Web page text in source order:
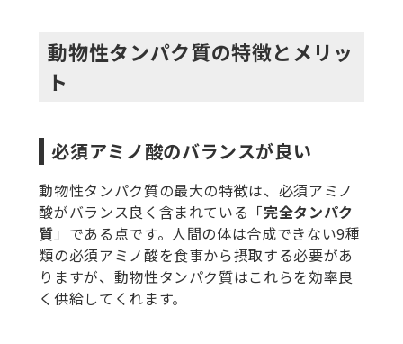
動物性タンパク質の特徴とメリッ
ト
必須アミノ酸のバランスが良い
動物性タンパク質の最大の特徴は、必須アミノ
酸がバランス良く含まれている「完全タンパク
質 」である点です。人間の体は合成できない9種
類の必須アミノ酸を食事から摂取する必要があ
りますが、動物性タンパク質はこれらを効率良
く供給してくれます。